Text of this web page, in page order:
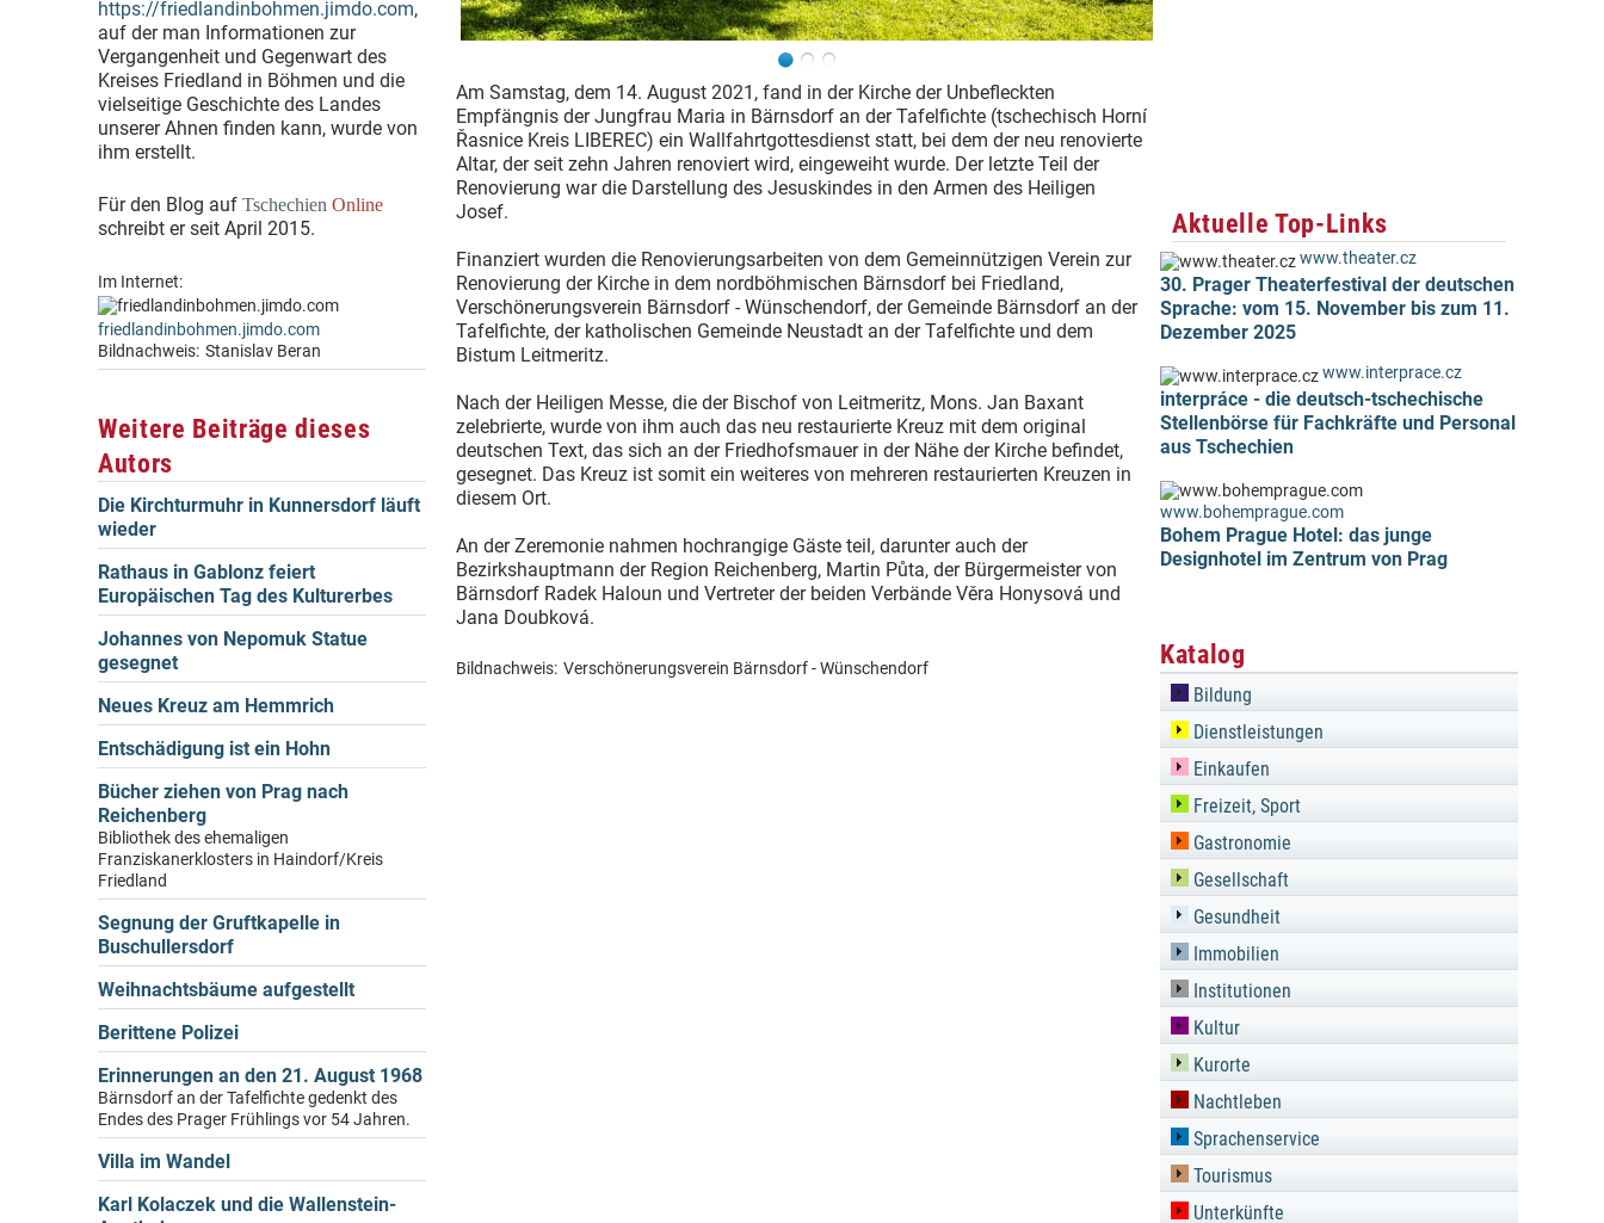
https://friedlandinbohmen.jimdo.com,
auf der man Informationen zur
Vergangenheit und Gegenwart des
Kreises Friedland in Böhmen und die
vielseitige Geschichte des Landes
unserer Ahnen finden kann, wurde von
ihm erstellt.
Für den Blog auf Tschechien Online
schreibt er seit April 2015.
Im Internet:
friedlandinbohmen.jimdo.com
Bildnachweis: Stanislav Beran
Weitere Beiträge dieses
Autors
Die Kirchturmuhr in Kunnersdorf läuft
wieder
Rathaus in Gablonz feiert
Europäischen Tag des Kulturerbes
Johannes von Nepomuk Statue
gesegnet
Neues Kreuz am Hemmrich
Entschädigung ist ein Hohn
Bücher ziehen von Prag nach
Reichenberg
Bibliothek des ehemaligen
Franziskanerklosters in Haindorf/Kreis
Friedland
Segnung der Gruftkapelle in
Buschullersdorf
Weihnachtsbäume aufgestellt
Berittene Polizei
Erinnerungen an den 21. August 1968
Bärnsdorf an der Tafelfichte gedenkt des
Endes des Prager Frühlings vor 54 Jahren.
Villa im Wandel
Karl Kolaczek und die Wallenstein-
Am Samstag, dem 14. August 2021, fand in der Kirche der Unbefleckten
Empfängnis der Jungfrau Maria in Bärnsdorf an der Tafelfichte (tschechisch Horní
Řasnice Kreis LIBEREC) ein Wallfahrtgottesdienst statt, bei dem der neu renovierte
Altar, der seit zehn Jahren renoviert wird, eingeweiht wurde. Der letzte Teil der
Renovierung war die Darstellung des Jesuskindes in den Armen des Heiligen
Josef.
Finanziert wurden die Renovierungsarbeiten von dem Gemeinnützigen Verein zur
Renovierung der Kirche in dem nordböhmischen Bärnsdorf bei Friedland,
Verschönerungsverein Bärnsdorf - Wünschendorf, der Gemeinde Bärnsdorf an der
Tafelfichte, der katholischen Gemeinde Neustadt an der Tafelfichte und dem
Bistum Leitmeritz.
Nach der Heiligen Messe, die der Bischof von Leitmeritz, Mons. Jan Baxant
zelebrierte, wurde von ihm auch das neu restaurierte Kreuz mit dem original
deutschen Text, das sich an der Friedhofsmauer in der Nähe der Kirche befindet,
gesegnet. Das Kreuz ist somit ein weiteres von mehreren restaurierten Kreuzen in
diesem Ort.
An der Zeremonie nahmen hochrangige Gäste teil, darunter auch der
Bezirkshauptmann der Region Reichenberg, Martin Půta, der Bürgermeister von
Bärnsdorf Radek Haloun und Vertreter der beiden Verbände Věra Honysová und
Jana Doubková.
Bildnachweis: Verschönerungsverein Bärnsdorf - Wünschendorf
Aktuelle Top-Links
www.theater.cz
30. Prager Theaterfestival der deutschen
Sprache: vom 15. November bis zum 11.
Dezember 2025
www.interprace.cz
interpráce - die deutsch-tschechische
Stellenbörse für Fachkräfte und Personal
aus Tschechien
www.bohemprague.com
Bohem Prague Hotel: das junge
Designhotel im Zentrum von Prag
Katalog
Bildung
Dienstleistungen
Einkaufen
Freizeit, Sport
Gastronomie
Gesellschaft
Gesundheit
Immobilien
Institutionen
Kultur
Kurorte
Nachtleben
Sprachenservice
Tourismus
Unterkünfte